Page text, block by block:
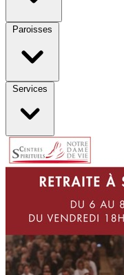
Paroisses
Services